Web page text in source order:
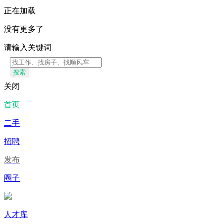
正在加载
没有更多了
请输入关键词
搜索
关闭
首页
二手
招聘
发布
圈子
人才库